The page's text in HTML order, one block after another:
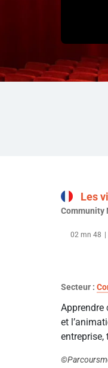
Les
Community
02 mn 48
Secteur :
Apprendre
et
entreprise,